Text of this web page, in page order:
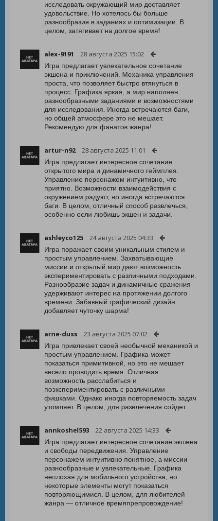
исследовать окружающий мир доставляет
удовольствие. Но хотелось бы больше
разнообразия в заданиях и оптимизации. В
целом, затягивает на долгое время!
alex-9191 28 августа 2025 15:02
Игра предлагает увлекательное сочетание
экшена и приключений. Механика управления
проста, что позволяет быстро втянуться в
процесс. Графика яркая, а мир наполнен
разнообразными заданиями и возможностями
для исследования. Иногда встречаются баги,
но общей атмосфере это не мешает.
Рекомендую для фанатов жанра!
artur-n92 28 августа 2025 11:01
Игра предлагает интересное сочетание
открытого мира и динамичного геймплея.
Управление персонажем интуитивно, что
приятно. Возможности взаимодействия с
окружением радуют, но иногда встречаются
баги. В целом, отличный способ развлечься,
особенно если любишь экшен и задачи.
ashleyco125 24 августа 2025 04:33
Игра поражает своим уникальным стилем и
простым управлением. Захватывающие
миссии и открытый мир дают возможность
экспериментировать с различными подходами.
Разнообразие задач и динамичные сражения
удерживают интерес на протяжении долгого
времени. Забавный графический дизайн
добавляет чуточку шарма!
arne-duss 23 августа 2025 07:02
Игра привлекает своей необычной механикой и
простым управлением. Графика может
показаться примитивной, но это не мешает
весело проводить время. Отличная
возможность расслабиться и
поэкспериментировать с различными
фишками. Однако иногда повторяемость задач
утомляет. В целом, для развлечения сойдет.
annkoshel593 22 августа 2025 14:33
Игра предлагает интересное сочетание экшена
и свободы передвижения. Управление
персонажем интуитивно понятное, а миссии
разнообразные и увлекательные. Графика
неплохая для мобильного устройства, но
некоторые элементы могут показаться
повторяющимися. В целом, для любителей
жанра — отличное времяпрепровождение!